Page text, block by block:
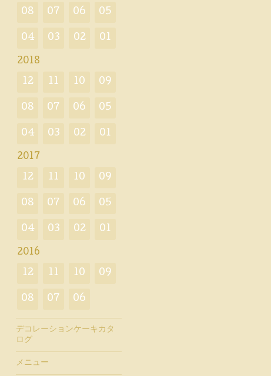
08 07 06 05
04 03 02 01
2018
12 11 10 09
08 07 06 05
04 03 02 01
2017
12 11 10 09
08 07 06 05
04 03 02 01
2016
12 11 10 09
08 07 06
デコレーションケーキカタ
ログ
メニュー